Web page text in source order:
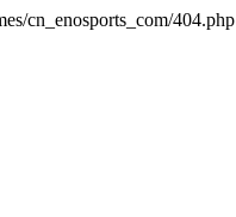
cn_enosports_com/404.php